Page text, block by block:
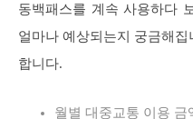
동백패스를 계속 사용하다
얼마나 예상되는지 궁금해
합니다.
월별 대중교통 이용 금